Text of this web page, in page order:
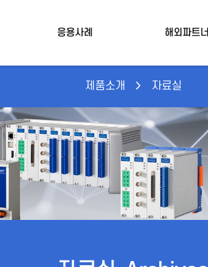
응용사례 해외파트너
제품소개 자료실